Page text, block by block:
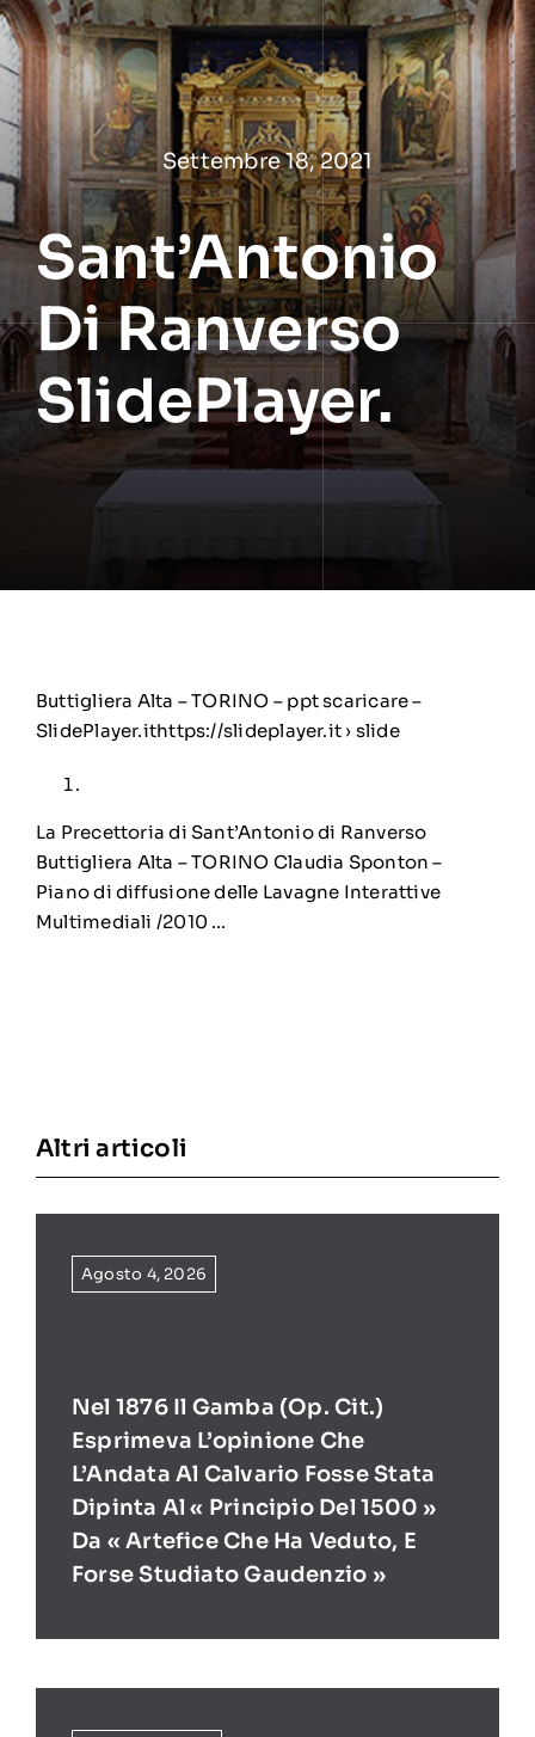
Salta
al
contenuto
Settembre 18, 2021
Sant’Antonio
Di Ranverso
SlidePlayer.
Buttigliera Alta – TORINO – ppt scaricare –
SlidePlayer.ithttps://slideplayer.it › slide
La Precettoria di Sant’Antonio di Ranverso
Buttigliera Alta – TORINO Claudia Sponton –
Piano di diffusione delle Lavagne Interattive
Multimediali /2010 …
Altri articoli
Agosto 4, 2026
Nel 1876 Il Gamba (op. Cit.)
Esprimeva L’opinione Che
L’Andata Al Calvario Fosse Stata
Dipinta Al « Principio Del 1500 »
Da « Artefice Che Ha Veduto, E
Forse Studiato Gaudenzio »